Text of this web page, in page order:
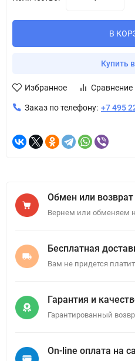
В
Купить
Избранное Сравнение
Заказ по телефону: +7 495
Обмен или возврат
Вернем или обменяем
Бесплатная
Вам не придется
Гарантия и
Гарантированный
On-line оплата на